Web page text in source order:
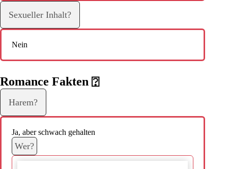
Sexueller Inhalt?
Nein
Romance Fakten ⍰
Harem?
Ja, aber schwach gehalten
Wer?